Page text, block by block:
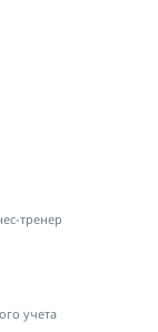
тренер
учета